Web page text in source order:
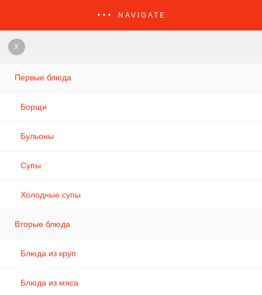
NAVIGATE
X
Первые блюда
Борщи
Бульоны
Супы
Холодные супы
Вторые блюда
Блюда из круп
Блюда из мяса